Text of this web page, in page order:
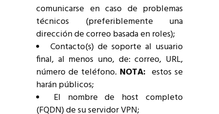
comunicarse en caso de problemas
técnicos (preferiblemente una
dirección de correo basada en roles);
Contacto(s) de soporte al usuario
final, al menos uno, de: correo, URL,
número de teléfono. NOTA: estos se
harán públicos;
El nombre de host completo
(FQDN) de su servidor VPN;